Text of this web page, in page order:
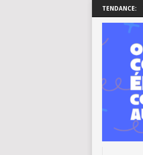
TENDANCE: